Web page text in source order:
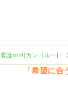
看護roo![カンゴルー]
「希望に